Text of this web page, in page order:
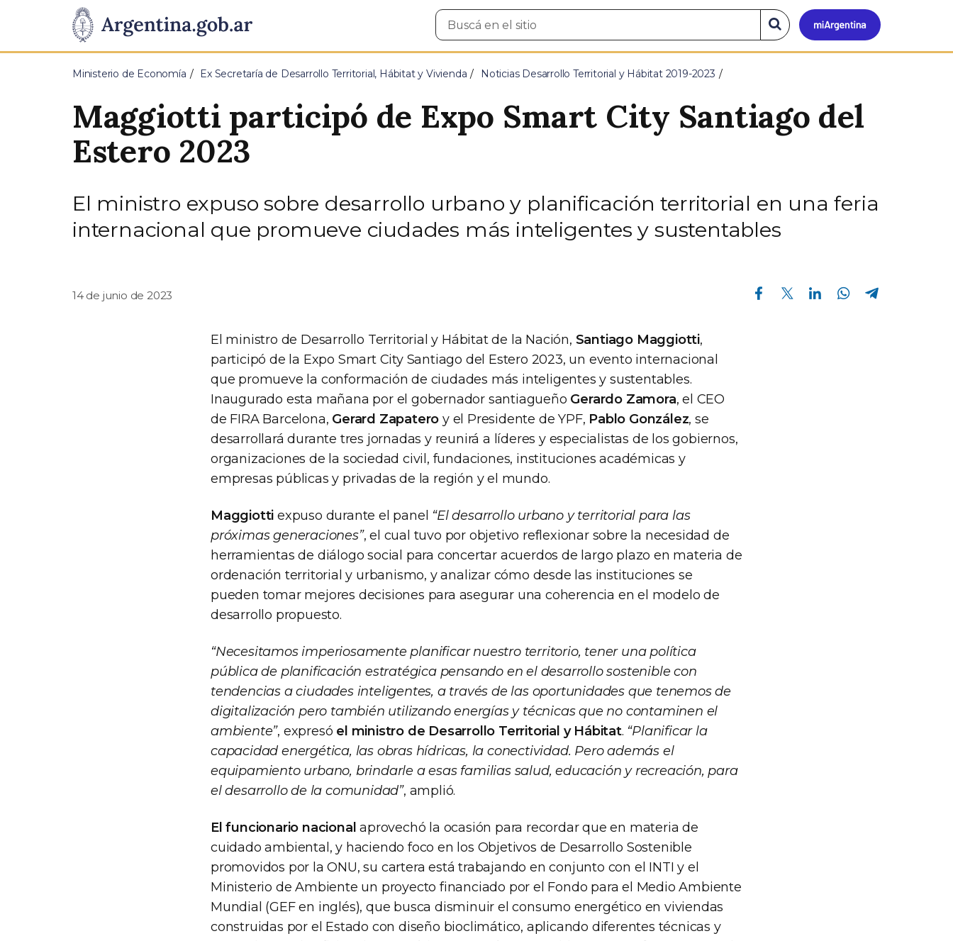
Presidencia
de
Pasar al contenido principal
Mi
Buscar
en
Buscar
en
el
Ministerio de Economía Ex Secretaría de Desarrollo Territorial, Hábitat y Vivienda Noticias Desarrollo Territorial y Hábitat 2019-2023
Maggiotti participó de Expo Smart City Santiago del
Estero 2023
El ministro expuso sobre desarrollo urbano y planificación territorial en una feria
internacional que promueve ciudades más inteligentes y sustentables
14 de junio de 2023
Compartir en Facebook Compartir en Twitter Compartir en Linkedin Compartir en Whatsapp
El ministro de Desarrollo Territorial y Hábitat de la Nación, Santiago Maggiotti,
participó de la Expo Smart City Santiago del Estero 2023, un evento internacional
que promueve la conformación de ciudades más inteligentes y sustentables.
Inaugurado esta mañana por el gobernador santiagueño Gerardo Zamora, el CEO
de FIRA Barcelona, Gerard Zapatero y el Presidente de YPF, Pablo González, se
desarrollará durante tres jornadas y reunirá a líderes y especialistas de los gobiernos,
organizaciones de la sociedad civil, fundaciones, instituciones académicas y
empresas públicas y privadas de la región y el mundo.
Maggiotti expuso durante el panel “El desarrollo urbano y territorial para las
próximas generaciones”, el cual tuvo por objetivo reflexionar sobre la necesidad de
herramientas de diálogo social para concertar acuerdos de largo plazo en materia de
ordenación territorial y urbanismo, y analizar cómo desde las instituciones se
pueden tomar mejores decisiones para asegurar una coherencia en el modelo de
desarrollo propuesto.
“Necesitamos imperiosamente planificar nuestro territorio, tener una política
pública de planificación estratégica pensando en el desarrollo sostenible con
tendencias a ciudades inteligentes, a través de las oportunidades que tenemos de
digitalización pero también utilizando energías y técnicas que no contaminen el
ambiente”, expresó el ministro de Desarrollo Territorial y Hábitat. “Planificar la
capacidad energética, las obras hídricas, la conectividad. Pero además el
equipamiento urbano, brindarle a esas familias salud, educación y recreación, para
el desarrollo de la comunidad”, amplió.
El funcionario nacional aprovechó la ocasión para recordar que en materia de
cuidado ambiental, y haciendo foco en los Objetivos de Desarrollo Sostenible
promovidos por la ONU, su cartera está trabajando en conjunto con el INTI y el
Ministerio de Ambiente un proyecto financiado por el Fondo para el Medio Ambiente
Mundial (GEF en inglés), que busca disminuir el consumo energético en viviendas
construidas por el Estado con diseño bioclimático, aplicando diferentes técnicas y